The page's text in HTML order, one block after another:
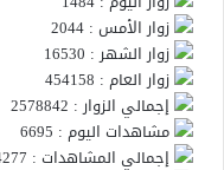
زوار الأمس : 2044
زوار الشهر : 16530
زوار العام : 454158
إجمالي الزوار : 2578842
مشاهدات اليوم : 6695
إجمالي المشاهدات : 21354277